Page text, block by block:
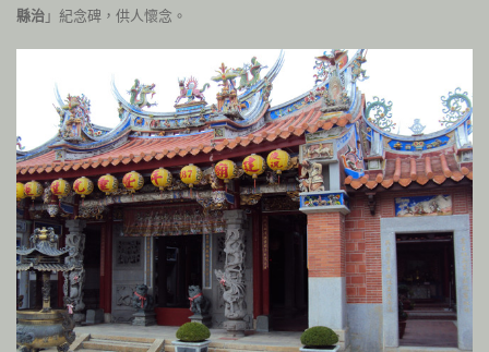
縣治 」紀念碑，供人懷念。